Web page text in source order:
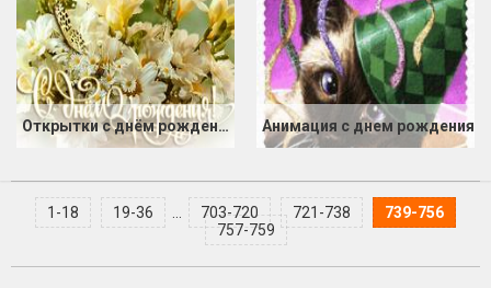
Открытки с днём рождения женщине красивые Анимация с днем рождения
1-18 19-36 ... 703-720 721-738
739-756
757-759